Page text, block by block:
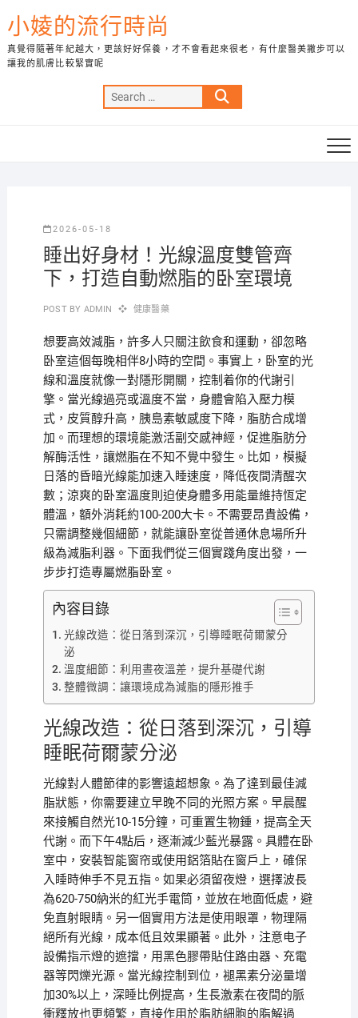
to
content
小婈的流行時尚
真覺得隨著年紀越大，更該好好保養，才不會看起來很老，有什麼醫美撇步可以
讓我的肌膚比較緊實呢
Search
…
2026-05-18
睡出好身材！光線溫度雙管齊
下，打造自動燃脂的卧室環境
POST BY ADMIN 健康醫藥
想要高效減脂，許多人只關注飲食和運動，卻忽略
卧室這個每晚相伴8小時的空間。事實上，卧室的光
線和溫度就像一對隱形開關，控制着你的代謝引
擎。當光線過亮或溫度不當，身體會陷入壓力模
式，皮質醇升高，胰島素敏感度下降，脂肪合成增
加。而理想的環境能激活副交感神經，促進脂肪分
解酶活性，讓燃脂在不知不覺中發生。比如，模擬
日落的昏暗光線能加速入睡速度，降低夜間清醒次
數；涼爽的卧室溫度則迫使身體多用能量維持恆定
體溫，額外消耗約100-200大卡。不需要昂貴設備，
只需調整幾個細節，就能讓卧室從普通休息場所升
級為減脂利器。下面我們從三個實踐角度出發，一
步步打造專屬燃脂卧室。
內容目錄
光線改造：從日落到深沉，引導睡眠荷爾蒙分
泌
溫度細節：利用晝夜溫差，提升基礎代謝
整體微調：讓環境成為減脂的隱形推手
光線改造：從日落到深沉，引導
睡眠荷爾蒙分泌
光線對人體節律的影響遠超想象。為了達到最佳減
脂狀態，你需要建立早晚不同的光照方案。早晨醒
來接觸自然光10-15分鐘，可重置生物鍾，提高全天
代謝。而下午4點后，逐漸減少藍光暴露。具體在卧
室中，安裝智能窗帘或使用鋁箔貼在窗戶上，確保
入睡時伸手不見五指。如果必須留夜燈，選擇波長
為620-750納米的紅光手電筒，並放在地面低處，避
免直射眼睛。另一個實用方法是使用眼罩，物理隔
絕所有光線，成本低且效果顯著。此外，注意电子
設備指示燈的遮擋，用黑色膠帶貼住路由器、充電
器等閃爍光源。當光線控制到位，褪黑素分泌量增
加30%以上，深睡比例提高，生長激素在夜間的脈
衝釋放也更頻繁，直接作用於脂肪細胞的脂解過